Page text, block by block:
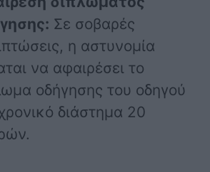
Σε σοβαρές
η αστυνομία
να αφαιρέσει το
οδήγησης του οδηγού
διάστημα 20